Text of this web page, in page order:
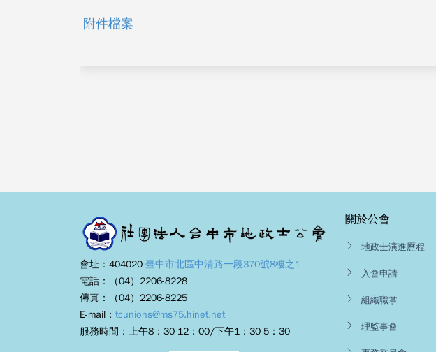
附件檔案
會址：404020 臺中市北區中清路一段370號8樓之1
電話：（04）2206-8228
傳真：（04）2206-8225
E-mail： tcunions@ms75.hinet.net
服務時間：上午8：30-12：00/下午1：30-5：30
關於公會
地政士演進歷程
入會申請
組織職掌
理監事會